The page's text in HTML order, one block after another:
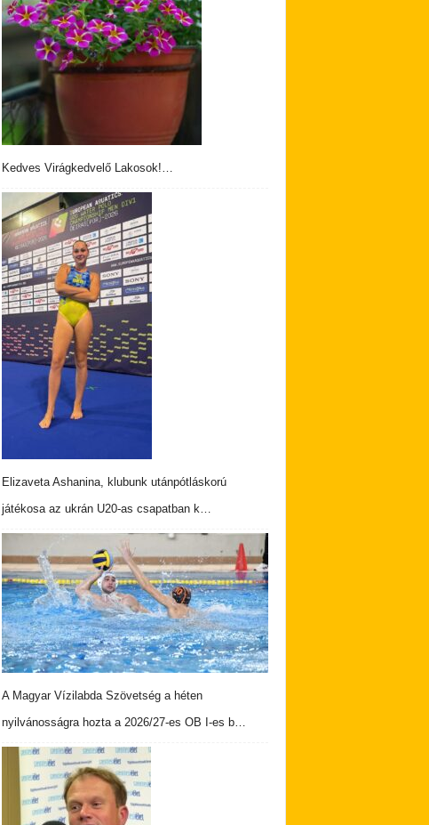
Kedves Virágkedvelő Lakosok!…
Elizaveta Ashanina, klubunk utánpótláskorú
játékosa az ukrán U20-as csapatban k…
A Magyar Vízilabda Szövetség a héten
nyilvánosságra hozta a 2026/27-es OB I-es b…